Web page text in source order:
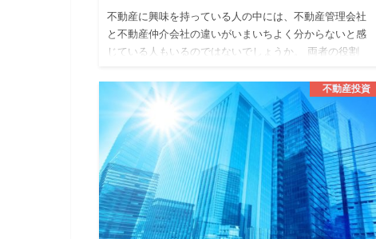
不動産に興味を持っている人の中には、不動産管理会社
と不動産仲介会社の違いがいまいちよく分からないと感
じている人もいるのではないでしょうか。 両者の役割
す。 今回は、そんな不…
不動産投資